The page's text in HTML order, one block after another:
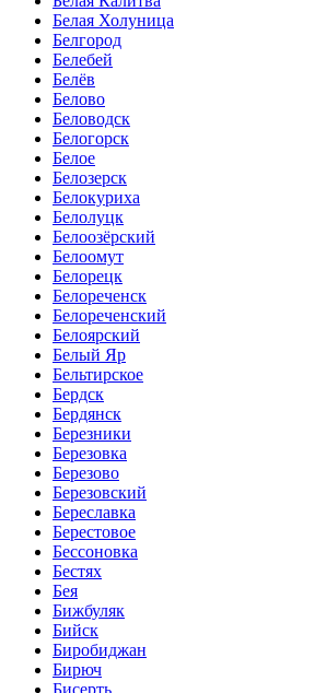
Белая Холуница
Белгород
Белебей
Белёв
Белово
Беловодск
Белогорск
Белое
Белозерск
Белокуриха
Белолуцк
Белоозёрский
Белоомут
Белорецк
Белореченск
Белореченский
Белоярский
Белый Яр
Бельтирское
Бердск
Бердянск
Березники
Березовка
Березово
Березовский
Береславка
Берестовое
Бессоновка
Бестях
Бея
Бижбуляк
Бийск
Биробиджан
Бирюч
Бисерть